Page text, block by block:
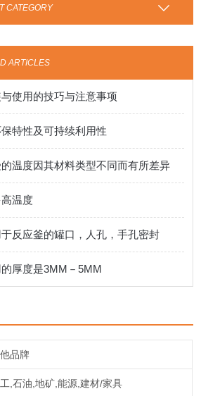
CATEGORY
ARTICLES
使用的技巧与注意事项
特性及可持续利用性
温度因其材料类型不同而有所差异
温度
反应釜的罐口，人孔，手孔密封
厚度是3MM－5MM
品牌
,石油,地矿,能源,建材/家具